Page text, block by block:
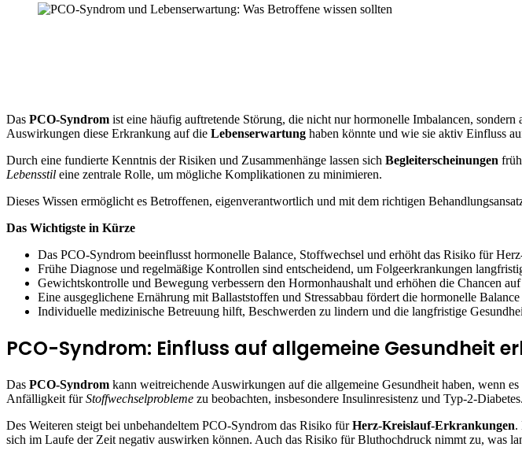
Das PCO-Syndrom ist eine häufig auftretende Störung, die nicht nur hormonelle Imbalancen, sondern
Auswirkungen diese Erkrankung auf die Lebenserwartung haben könnte und wie sie aktiv Einfluss
Durch eine fundierte Kenntnis der Risiken und Zusammenhänge lassen sich Begleiterscheinungen
Lebensstil eine zentrale Rolle, um mögliche Komplikationen zu minimieren.
Dieses Wissen ermöglicht es Betroffenen, eigenverantwortlich und mit dem richtigen
Das Wichtigste in Kürze
Das PCO-Syndrom beeinflusst hormonelle Balance, Stoffwechsel und erhöht das Risiko für
Frühe Diagnose und regelmäßige Kontrollen sind entscheidend, um Folgeerkrankungen
Gewichtskontrolle und Bewegung verbessern den Hormonhaushalt und erhöhen die Chancen
Eine ausgeglichene Ernährung mit Ballaststoffen und Stressabbau fördert die hormonelle
Individuelle medizinische Betreuung hilft, Beschwerden zu lindern und die langfristige
PCO-Syndrom: Einfluss auf allgemeine Gesundheit
Das PCO-Syndrom kann weitreichende Auswirkungen auf die allgemeine Gesundheit haben, wenn
Anfälligkeit fürStoffwechselprobleme zu beobachten, insbesondere Insulinresistenz und Typ-2-
Des Weiteren steigt bei unbehandeltem PCO-Syndrom das Risiko fürHerz-Kreislauf-Erkrankungen.
sich im Laufe der Zeit negativ auswirken können. Auch das Risiko für Bluthochdruck nimmt zu, was